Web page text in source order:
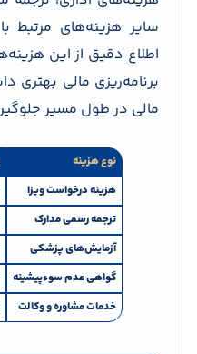
سایر هزینه‌های مرتبط
اطلاع دقیق از این
برنامه‌ریزی مالی بهتری
مالی در طول مسیر
نوع هزینه
هزینه درخواست ویزا
ترجمه رسمی مدارک
آزمایش‌های پزشکی
گواهی عدم سوءپیشینه
خدمات مشاوره و وکالت